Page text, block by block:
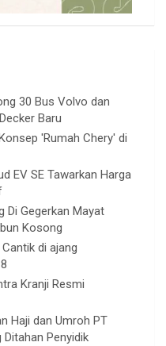
30 Bus Volvo dan
Baru
'Rumah Chery' di
EV SE Tawarkan Harga
Di Gegerkan Mayat
Kosong
di ajang
Kranji Resmi
Haji dan Umroh PT
Penyidik